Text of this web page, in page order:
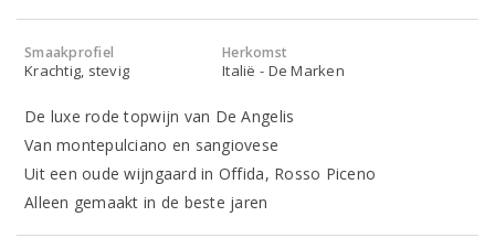
Smaakprofiel
Krachtig, stevig
Herkomst
Italië - De Marken
De luxe rode topwijn van De Angelis
Van montepulciano en sangiovese
Uit een oude wijngaard in Offida, Rosso Piceno
Alleen gemaakt in de beste jaren